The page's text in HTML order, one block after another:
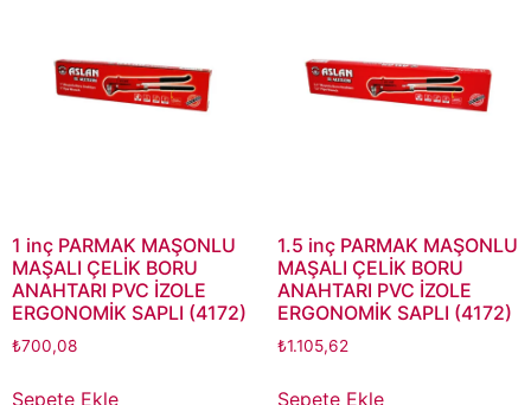
1 inç PARMAK MAŞONLU
MAŞALI ÇELİK BORU
ANAHTARI PVC İZOLE
ERGONOMİK SAPLI (4172)
₺700,08
Sepete Ekle
1.5 inç PARMAK MAŞONLU
MAŞALI ÇELİK BORU
ANAHTARI PVC İZOLE
ERGONOMİK SAPLI (4172)
₺1.105,62
Sepete Ekle